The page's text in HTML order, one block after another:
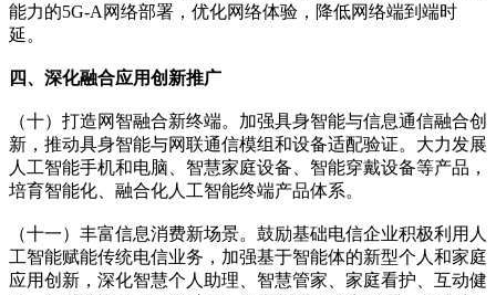
能力的5G-A网络部署，优化网络体验，降低网络端到端时
延。
四、深化融合应用创新推广
（十）打造网智融合新终端。加强具身智能与信息通信融合创
新，推动具身智能与网联通信模组和设备适配验证。大力发展
人工智能手机和电脑、智慧家庭设备、智能穿戴设备等产品，
培育智能化、融合化人工智能终端产品体系。
（十一）丰富信息消费新场景。鼓励基础电信企业积极利用人
工智能赋能传统电信业务，加强基于智能体的新型个人和家庭
应用创新，深化智慧个人助理、智慧管家、家庭看护、互动健